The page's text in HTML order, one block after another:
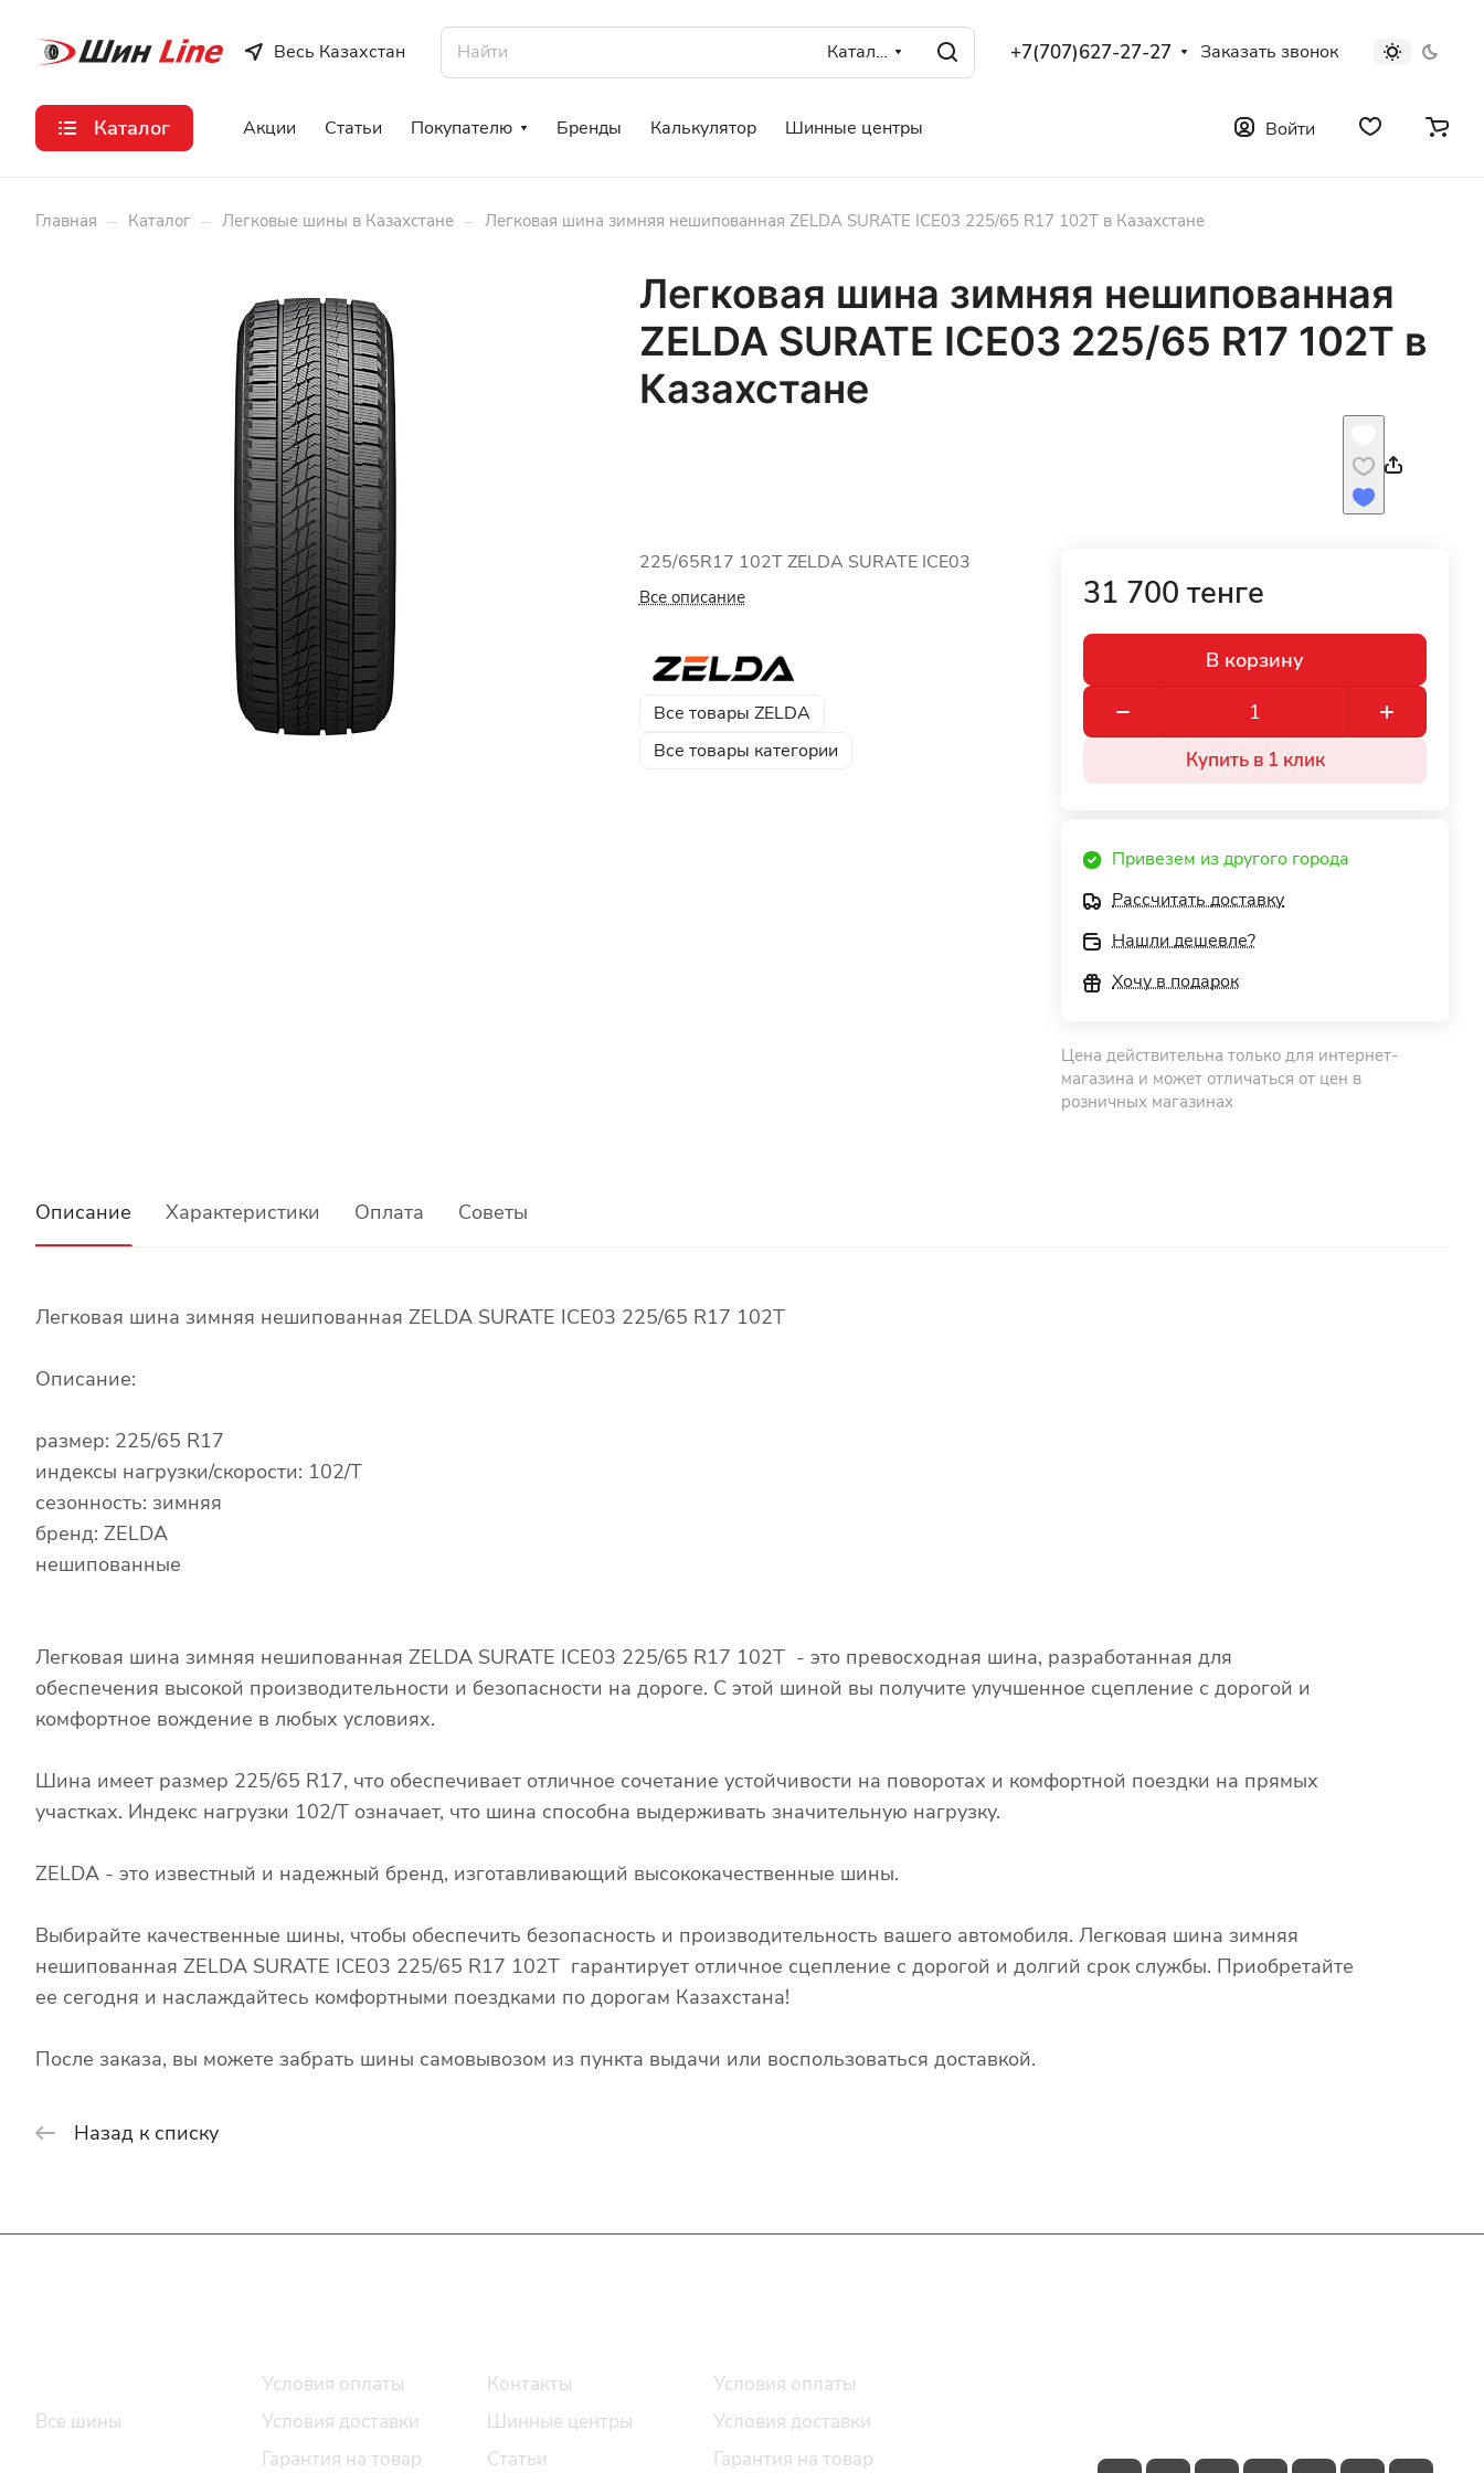
Весь Казахстан Каталог +7(707)627-27-27 Заказать звонок
Каталог Акции Статьи Покупателю Бренды Калькулятор Шинные центры Войти
Главная – Каталог – Легковые шины в Казахстане – Легковая шина зимняя нешипованная ZELDA SURATE ICE03 225/65 R17 102T в Казахстане
Легковая шина зимняя нешипованная
ZELDA SURATE ICE03 225/65 R17 102T в
Казахстане
225/65R17 102T ZELDA SURATE ICE03
Все описание
Все товары ZELDA
Все товары категории
31 700 тенге
В корзину
Купить в 1 клик
Привезем из другого города
Рассчитать доставку
Нашли дешевле?
Хочу в подарок
Цена действительна только для интернет-
магазина и может отличаться от цен в
розничных магазинах
Описание Характеристики Оплата Советы
Легковая шина зимняя нешипованная ZELDA SURATE ICE03 225/65 R17 102T
Описание:
размер: 225/65 R17
индексы нагрузки/скорости: 102/T
сезонность: зимняя
бренд: ZELDA
нешипованные
Легковая шина зимняя нешипованная ZELDA SURATE ICE03 225/65 R17 102T - это превосходная шина, разработанная для
обеспечения высокой производительности и безопасности на дороге. С этой шиной вы получите улучшенное сцепление с дорогой и
комфортное вождение в любых условиях.
Шина имеет размер 225/65 R17, что обеспечивает отличное сочетание устойчивости на поворотах и комфортной поездки на прямых
участках. Индекс нагрузки 102/T означает, что шина способна выдерживать значительную нагрузку.
ZELDA - это известный и надежный бренд, изготавливающий высококачественные шины.
Выбирайте качественные шины, чтобы обеспечить безопасность и производительность вашего автомобиля. Легковая шина зимняя
нешипованная ZELDA SURATE ICE03 225/65 R17 102T гарантирует отличное сцепление с дорогой и долгий срок службы. Приобретайте
ее сегодня и наслаждайтесь комфортными поездками по дорогам Казахстана!
После заказа, вы можете забрать шины самовывозом из пункта выдачи или воспользоваться доставкой.
Назад к списку
Все шины
Условия оплаты
Условия доставки
Гарантия на товар
Контакты
Шинные центры
Статьи
Условия оплаты
Условия доставки
Гарантия на товар